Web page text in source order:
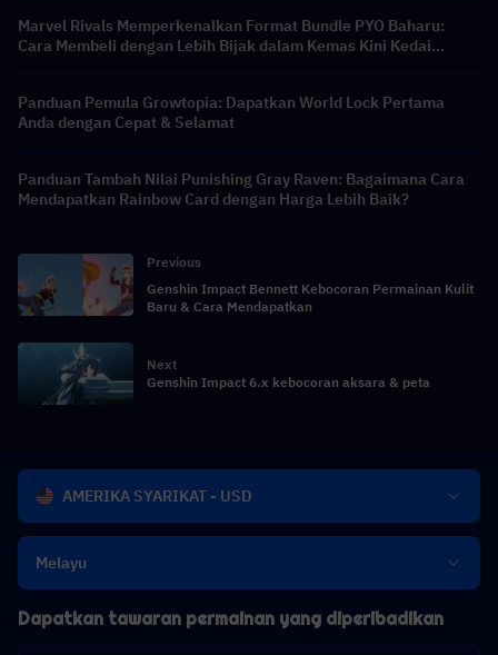
Marvel Rivals Memperkenalkan Format Bundle PYO Baharu:
Cara Membeli dengan Lebih Bijak dalam Kemas Kini Kedai
Panduan Pemula Growtopia: Dapatkan World Lock Pertama
Anda dengan Cepat & Selamat
Panduan Tambah Nilai Punishing Gray Raven: Bagaimana Cara
Mendapatkan Rainbow Card dengan Harga Lebih Baik?
Previous
Genshin Impact Bennett Kebocoran Permainan Kulit
Baru & Cara Mendapatkan
Next
Genshin Impact 6.x kebocoran aksara & peta
AMERIKA SYARIKAT - USD
Melayu
Dapatkan tawaran permainan yang diperibadikan